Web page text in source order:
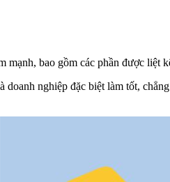
bao gồm các phần được liệt
nghiệp đặc biệt làm tốt,